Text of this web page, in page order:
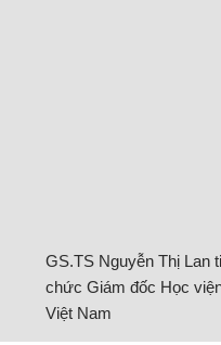
GS.TS Nguyễn Thị Lan
chức Giám đốc Học
Việt Nam